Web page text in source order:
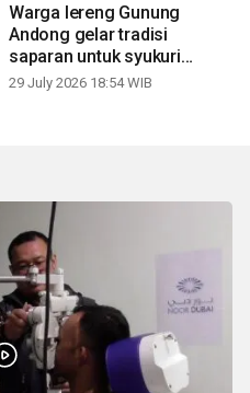
Warga lereng Gunung
Andong gelar tradisi
saparan untuk syukuri
panen
29 July 2026 18:54 WIB